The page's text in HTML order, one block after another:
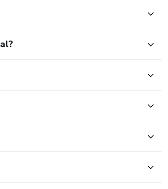
Sempre consulte um médico